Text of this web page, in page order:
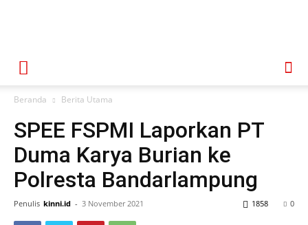
Beranda Berita Utama
SPEE FSPMI Laporkan PT
Duma Karya Burian ke
Polresta Bandarlampung
Penulis kinni.id - 3 November 2021 0
1858